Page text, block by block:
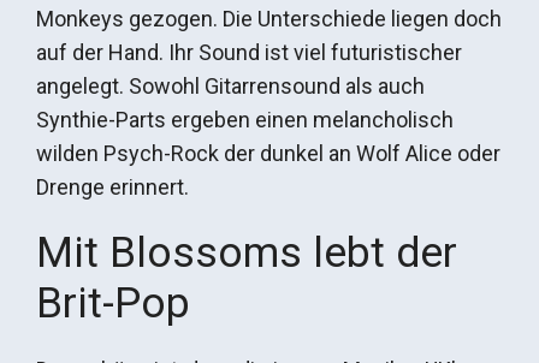
Monkeys gezogen. Die Unterschiede liegen doch
auf der Hand. Ihr Sound ist viel futuristischer
angelegt. Sowohl Gitarrensound als auch
Synthie-Parts ergeben einen melancholisch
wilden Psych-Rock der dunkel an Wolf Alice oder
Drenge erinnert.
Mit Blossoms lebt der
Brit-Pop